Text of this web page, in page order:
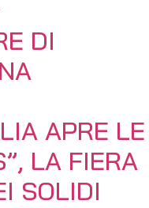
DI
APRE LE
LA FIERA
SOLIDI